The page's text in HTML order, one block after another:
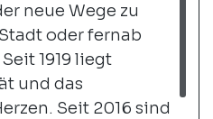
neue Wege zu
oder fernab
1919 liegt
und das
Seit 2016 sind